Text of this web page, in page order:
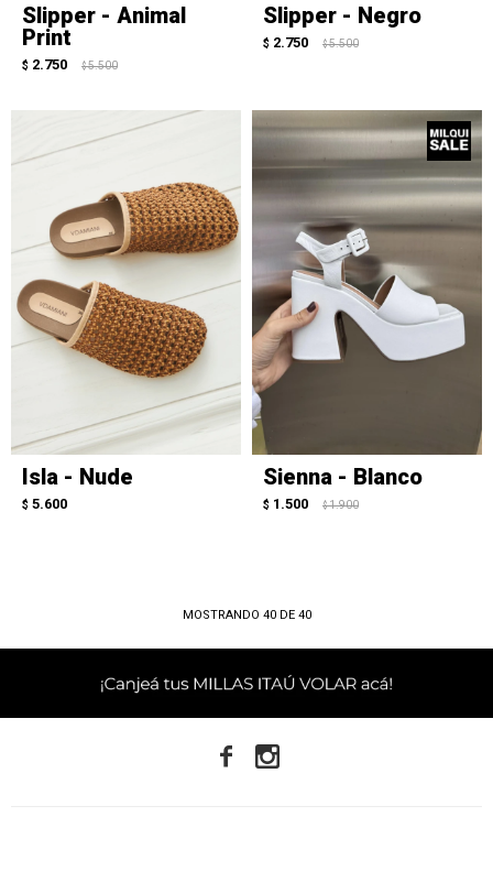
Slipper - Animal
Print
$ 2.750 $ 5.500
Slipper - Negro
$ 2.750 $ 5.500
Isla - Nude
$ 5.600
Sienna - Blanco
$ 1.500 $ 1.900
MOSTRANDO 40DE 40
 